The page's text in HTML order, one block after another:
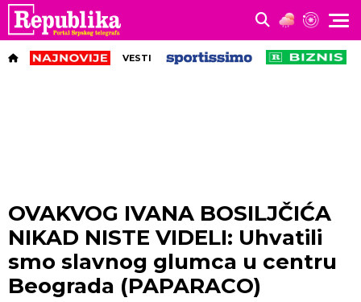
VESTI
OVAKVOG IVANA BOSILJČIĆA
NIKAD NISTE VIDELI: Uhvatili
smo slavnog glumca u centru
Beograda (PAPARACO)